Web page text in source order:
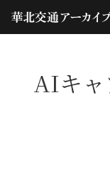
AIキ